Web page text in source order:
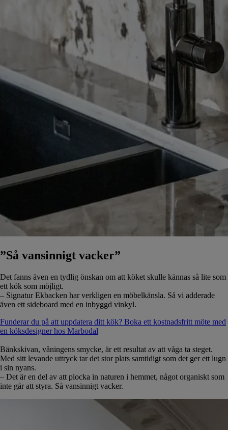
”Så vansinnigt vacker”
Det fanns även en tydlig önskan om att köket skulle kännas så lite som
ett kök som möjligt.
– Signatur Ekbacken har verkligen en möbelkänsla. Så vi adderade
även ett sideboard med en inbyggd vinkyl.
Funderar du på att uppdatera ditt kök? Boka ett kostnadsfritt möte med
en köksdesigner hos Marbodal
Bänkskivan, våningens smycke, är ett resultat av att våga ta steget.
Med sitt levande uttryck tar det stor plats samtidigt som det ger ett lugn
i sin nyans.
– Det är en del av att plocka in naturen i hemmet, något organiskt som
inte går att styra. Så vansinnigt vacker.